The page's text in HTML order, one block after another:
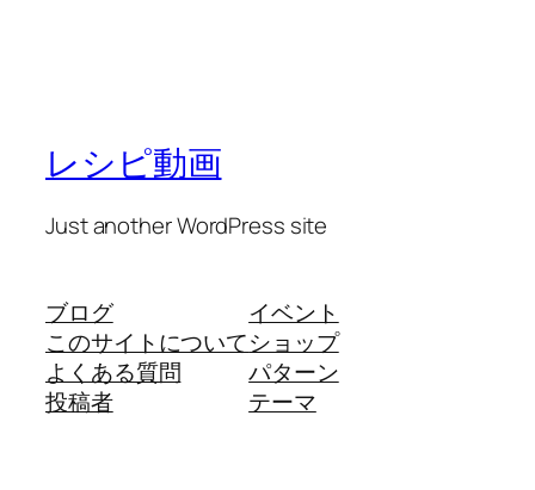
レシピ動画
Just another WordPress site
ブログ
このサイトについて
よくある質問
投稿者
イベント
ショップ
パターン
テーマ